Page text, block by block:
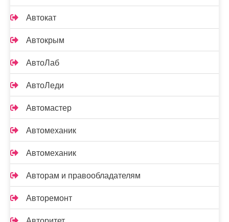
Автокат
Автокрым
АвтоЛаб
АвтоЛеди
Автомастер
Автомеханик
Автомеханик
Авторам и правообладателям
Авторемонт